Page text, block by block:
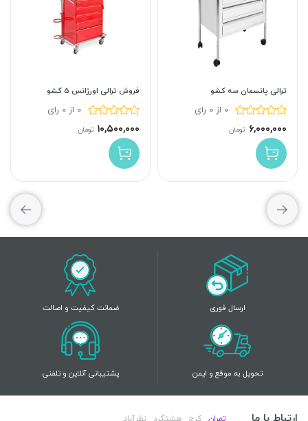
ترالی پانسمان سه کشو
0 از 0 رای
۶,۰۰۰,۰۰۰ تومان
فروش ترالی اورژانس 5 کشو
0 از 0 رای
۱۰,۵۰۰,۰۰۰ تومان
ارسال فوری ضمانت کیفیت و اصالت
تحویل به موقع و ایمن پشتیبانی آنلاین و تلفنی